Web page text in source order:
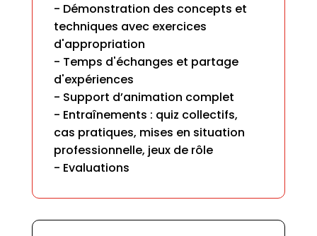
- Démonstration des concepts et
techniques avec exercices
d'appropriation
- Temps d'échanges et partage
d'expériences
- Support d’animation complet
- Entraînements : quiz collectifs,
cas pratiques, mises en situation
professionnelle, jeux de rôle
- Evaluations